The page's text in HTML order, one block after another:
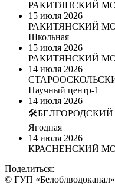
РАКИТЯНСКИЙ МО
15 июля 2026
РАКИТЯНСКИЙ МО
Школьная
15 июля 2026
РАКИТЯНСКИЙ МО
14 июля 2026
Научный центр-1
14 июля 2026
🛠БЕЛГОРОДСКИЙ
Ягодная
14 июля 2026
КРАСНЕНСКИЙ МО
Поделиться:
© ГУП «Белоблводоканал»